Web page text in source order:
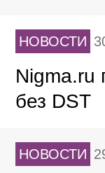
НОВОСТИ
Nigma.ru
без DST
НОВОСТИ